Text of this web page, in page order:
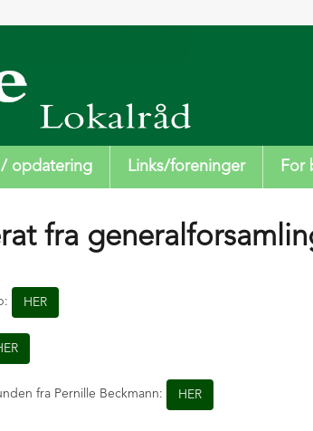
/ opdatering Links/foreninger For
fra
HER
fra Pernille Beckmann: HER